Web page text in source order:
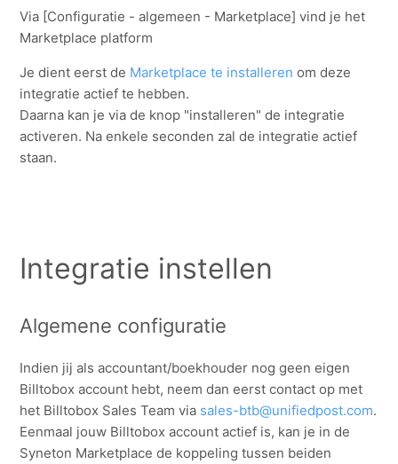
Via [Configuratie - algemeen - Marketplace] vind je het
Marketplace platform
Je dient eerst de Marketplace te installeren om deze
integratie actief te hebben.
Daarna kan je via de knop "installeren" de integratie
activeren. Na enkele seconden zal de integratie actief
staan.
Integratie instellen
Algemene configuratie
Indien jij als accountant/boekhouder nog geen eigen
Billtobox account hebt, neem dan eerst contact op met
het Billtobox Sales Team via sales-btb@unifiedpost.com.
Eenmaal jouw Billtobox account actief is, kan je in de
Syneton Marketplace de koppeling tussen beiden